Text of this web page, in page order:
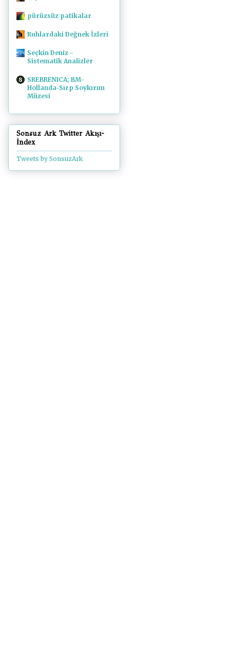
pürüzsüz patikalar
Ruhlardaki Değnek İzleri
Seçkin Deniz -
Sistematik Analizler
SREBRENICA; BM-
Hollanda-Sırp Soykırım
Müzesi
Sonsuz Ark Twitter Akışı-
İndex
Tweets by SonsuzArk